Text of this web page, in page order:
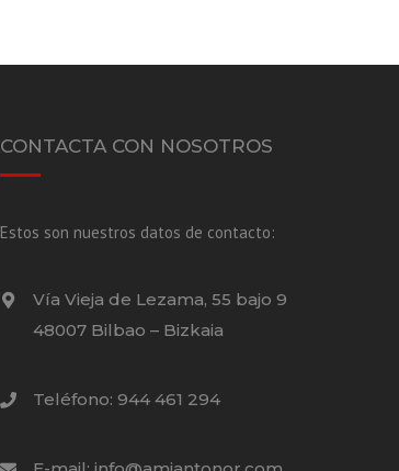
CONTACTA CON NOSOTROS
Estos son nuestros datos de contacto:
Vía Vieja de Lezama, 55 bajo 9
48007 Bilbao – Bizkaia
Teléfono: 944 461 294